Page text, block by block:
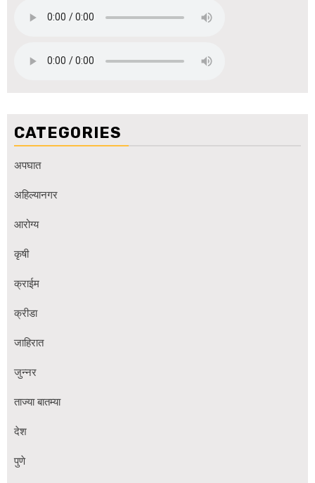
CATEGORIES
अपघात
अहिल्यानगर
आरोग्य
कृषी
क्राईम
क्रीडा
जाहिरात
जुन्नर
ताज्या बातम्या
देश
पुणे